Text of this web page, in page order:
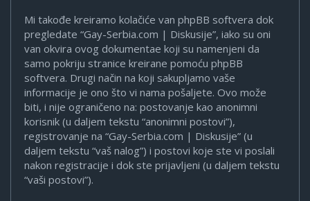
Mi takođe kreiramo kolačiće van phpBB softvera dok
pregledate “Gay-Serbia.com | Diskusije”, iako su oni
van okvira ovog dokumentae koji su namenjeni da
samo pokriju stranice kreirane pomoću phpBB
softvera. Drugi način na koji sakupljamo vaše
informacije je ono što vi nama pošaljete. Ovo može
biti, i nije ograničeno na: postovanje kao anonimni
korisnik (u daljem tekstu “anonimni postovi”),
registrovanje na “Gay-Serbia.com | Diskusije” (u
daljem tekstu “vaš nalog”) i postovi koje ste vi poslali
nakon registracije i dok ste prijavljeni (u daljem tekstu
“vaši postovi”).